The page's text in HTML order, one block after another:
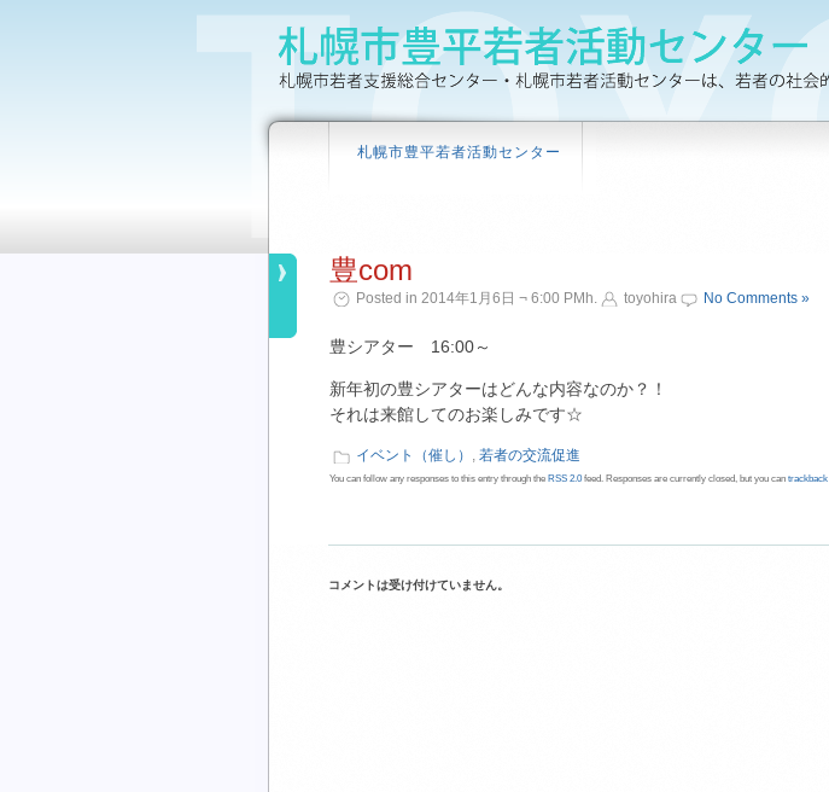
札幌市豊平若者活動センター
豊com
Posted in 2014年1月6日 ¬ 6:00 PMh. toyohira No Comments »
豊シアター 16:00～
新年初の豊シアターはどんな内容なのか？！
それは来館してのお楽しみです☆
イベント（催し） , 若者の交流促進
You can follow any responses to this entry through the RSS 2.0 feed. Responses are currently closed, but you can trackback
コメントは受け付けていません。